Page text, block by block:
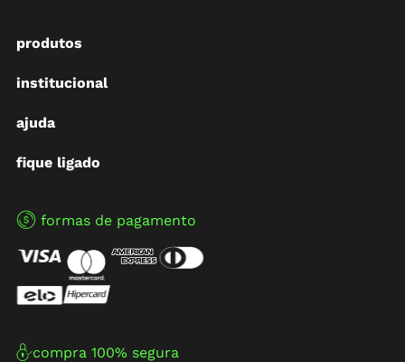
produtos
institucional
ajuda
fique ligado
formas de pagamento
compra 100% segura